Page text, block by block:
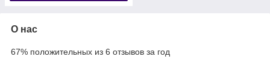
О нас
67% положительных из 6 отзывов за год